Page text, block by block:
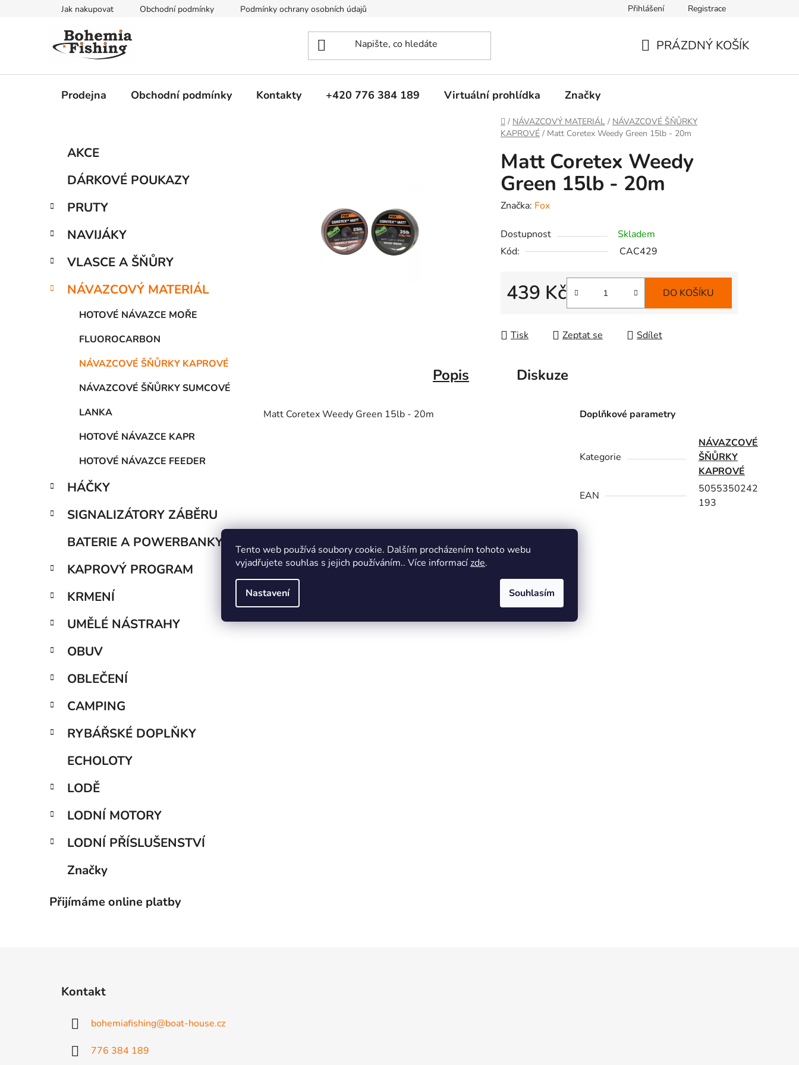
Tento web používá soubory cookie. Dalším procházením tohoto webu
vyjadřujete souhlas s jejich používáním.. Více informacízde.
Nastavení Souhlasím
Jak nakupovat Obchodní podmínky Podmínky ochrany osobních údajů Přihlášení Registrace
PRÁZDNÝ KOŠÍK
Prodejna Obchodní podmínky Kontakty +420 776 384 189 Virtuální prohlídka Značky
Domů
/ NÁVAZCOVÝ MATERIÁL / NÁVAZCOVÉ ŠŇŮRKY
KAPROVÉ / Matt Coretex Weedy Green 15lb - 20m
r
n
n
í
p
Přeskočit
kategorie
o
i
AKCE
DÁRKOVÉ POUKAZY
PRUTY
NAVIJÁKY
VLASCE A ŠŇŮRY
NÁVAZCOVÝ MATERIÁL
HOTOVÉ NÁVAZCE MOŘE
FLUOROCARBON
NÁVAZCOVÉ ŠŇŮRKY KAPROVÉ
NÁVAZCOVÉ ŠŇŮRKY SUMCOVÉ
LANKA
HOTOVÉ NÁVAZCE KAPR
HOTOVÉ NÁVAZCE FEEDER
HÁČKY
SIGNALIZÁTORY ZÁBĚRU
BATERIE A POWERBANKY
KAPROVÝ PROGRAM
KRMENÍ
UMĚLÉ NÁSTRAHY
OBUV
OBLEČENÍ
CAMPING
RYBÁŘSKÉ DOPLŇKY
ECHOLOTY
LODĚ
LODNÍ MOTORY
LODNÍ PŘÍSLUŠENSTVÍ
Značky
Přijímáme online platby
Matt Coretex Weedy
Green 15lb - 20m
Značka: Fox
Dostupnost
Skladem
Kód:
CAC429
439 Kč DO KOŠÍKU
Tisk Zeptat se Sdílet
Popis Diskuze
Matt Coretex Weedy Green 15lb - 20m Doplňkové parametry
Kategorie
NÁVAZCOVÉ
ŠŇŮRKY
KAPROVÉ
EAN
5055350242
193
Kontakt
bohemiafishing@boat-house.cz
776 384 189